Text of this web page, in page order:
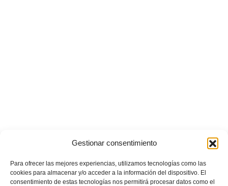
Gestionar consentimiento
Para ofrecer las mejores experiencias, utilizamos tecnologías como las
cookies para almacenar y/o acceder a la información del dispositivo. El
consentimiento de estas tecnologías nos permitirá procesar datos como el
POSTS RECIENTES
Este es el grupo y calendario de Tercera Federación
Futfem RFEF para la temporada 2026/2027